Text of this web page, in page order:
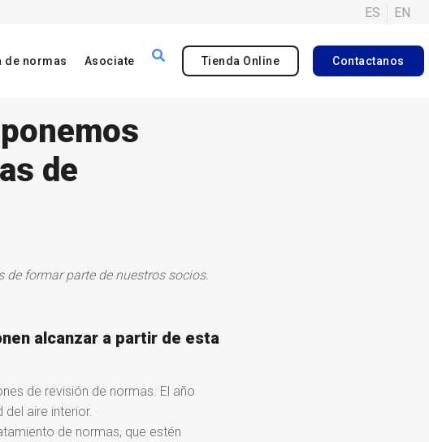
ES EN
de normas Asociate Tienda Online Contactanos
de
de formar parte de nuestros socios.
alcanzar a partir de esta
de revisión de normas. El año
aire interior.
de normas, que estén